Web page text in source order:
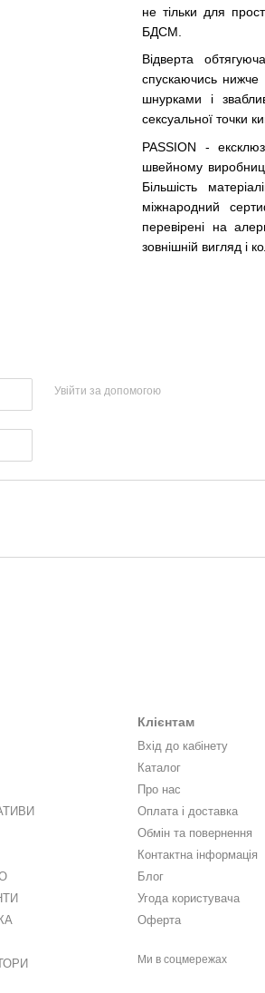
не тільки для
БДСМ.
Відверта
спускаючись нижче
шнурками і
сексуальної точки
PASSION -
швейному
Більшість
міжнародний
перевірені на
зовнішній вигляд і
Увійти за допомогою
Клієнтам
Вхід до кабінету
Каталог
Про нас
Оплата і доставка
Обмін та повернення
Контактна інформація
Блог
Угода користувача
Оферта
Ми в соцмережах